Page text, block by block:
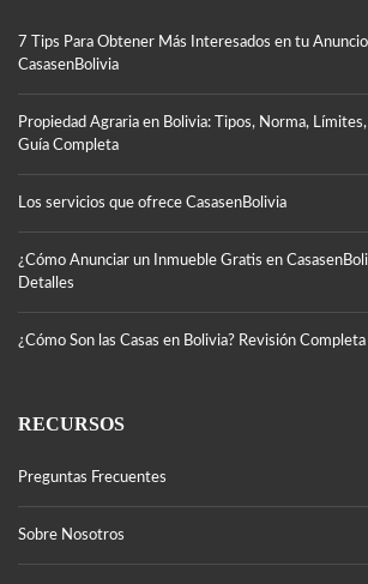
7 Tips Para Obtener Más Interesados en tu
CasasenBolivia
Propiedad Agraria en Bolivia: Tipos, Norma,
Guía Completa
Los servicios que ofrece CasasenBolivia
¿Cómo Anunciar un Inmueble Gratis en
Detalles
¿Cómo Son las Casas en Bolivia? Revisión
RECURSOS
Preguntas Frecuentes
Sobre Nosotros